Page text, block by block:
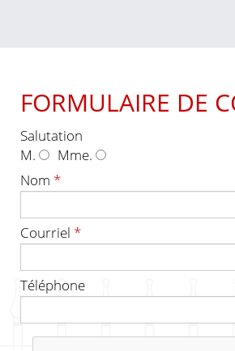
FORMULAIRE DE
Salutation
M.
Mme.
Nom *
Courriel *
Téléphone